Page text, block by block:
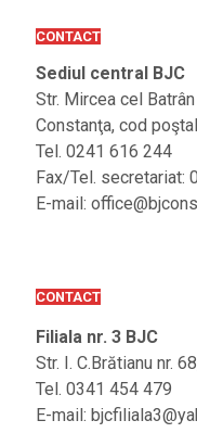
CONTACT
Sediul central BJC
Str. Mircea cel
Constanţa, cod
Tel. 0241 616 244
Fax/Tel. secretariat:
E-mail:
CONTACT
Filiala nr. 3 BJC
Str. I. C.Brătianu nr.
Tel. 0341 454 479
E-mail: